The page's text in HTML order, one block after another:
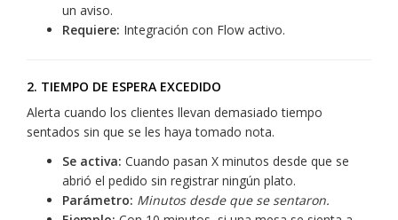
un aviso.
Requiere: Integración con Flow activo.
2. TIEMPO DE ESPERA EXCEDIDO
Alerta cuando los clientes llevan demasiado tiempo
sentados sin que se les haya tomado nota.
Se activa: Cuando pasan X minutos desde que se
abrió el pedido sin registrar ningún plato.
Parámetro: Minutos desde que se sentaron.